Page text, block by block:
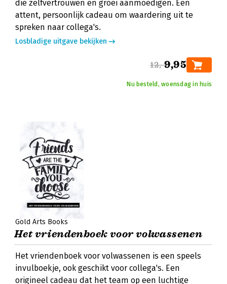
die zelfvertrouwen en groei aanmoedigen. Een
attent, persoonlijk cadeau om waardering uit te
spreken naar collega's.
Losbladige uitgave bekijken
12,-9,95
Nu besteld, woensdag in huis
Gold Arts Books
Het vriendenboek voor volwassenen
Het vriendenboek voor volwassenen is een speels
invulboekje, ook geschikt voor collega's. Een
origineel cadeau dat het team op een luchtige